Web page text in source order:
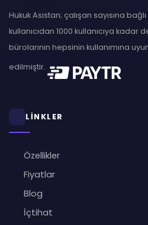
Hukuk Asistan; çalışan sayısına
kullanıcıdan 1000 kullanıcıya kadar
bürolarının hepsinin kullanımına
edilmiştir.
LİNKLER
Özellikler
Fiyatlar
Blog
İçtihat